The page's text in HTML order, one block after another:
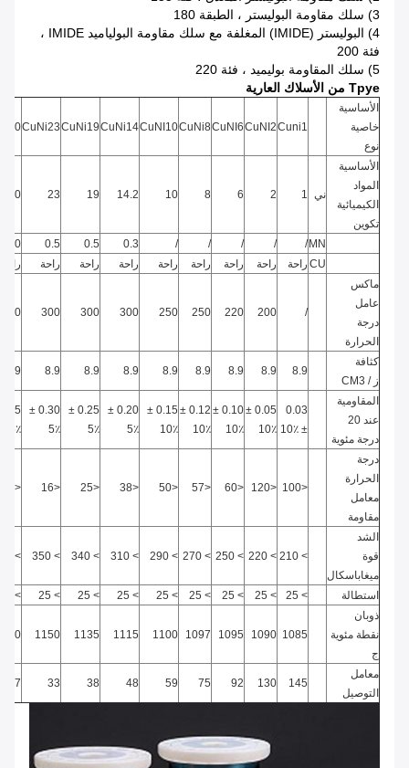
3) سلك مقاومة البوليستر ، الطبقة 180
4) البوليستر (IMIDE) المغلفة مع سلك مقاومة البولياميد IMIDE ،
فئة 200
5) سلك المقاومة بوليميد ، فئة 220
Tpye من الأسلاك العارية
الأساسية
خاصية
نوع
Cuni1
CuNI2
CuNI6
CuNi8
CuNI10
CuNi14
CuNi19
CuNi23
الأساسية
المواد
الكيميائية
تكوين
ني 1
2
6
8
10
14.2
19
23
30
MN
/
/
/
/
/
0.3
0.5
0.5
1.0
CU راحة راحة راحة راحة راحة راحة راحة راحة
راحة
ماكس
عامل
درجة
الحرارة
/
200
220
250
250
300
300
300
350
كثافة
ز / CM3
8.9
8.9
8.9
8.9
8.9
8.9
8.9
8.9
8.9
المقاومية
عند 20
درجة مئوية
0.03
±
0.05 ±
10٪
0.10 ±
10٪
0.12 ±
10٪
0.15 ±
10٪
0.20 ±
5٪
0.25 ±
5٪
0.30 ±
5٪
0.35 ±
5٪
درجة
الحرارة
معامل
مقاومة
<100
<120
<60
<57
<50
<38
<25
<16
<10
الشد
قوة
ميغاباسكال
> 210
> 220
> 250
> 270
> 290
> 310
> 340
> 350
> 400
استطالة > 25
> 25
> 25
> 25
> 25
> 25
> 25
> 25
> 25
ذوبان
نقطة مئوية
ج
1085
1090
1095
1097
1100
1115
1135
1150
معامل
التوصيل
145
130
92
75
59
48
38
33
27